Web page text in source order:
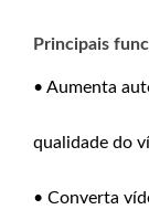
Principais
• Aumenta
qualidade do
• Converta